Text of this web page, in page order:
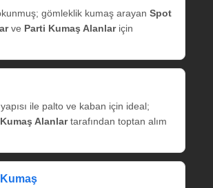
gömleklik kumaş arayan Spot
ve Parti Kumaş Alanlariçin
ile palto ve kaban için ideal;
Kumaş Alanlartarafından toptan alım